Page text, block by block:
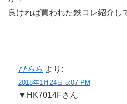
良ければ買われた鉄コレ紹介し
ひらら より:
2018年1月24日 5:07 PM
▼HK7014Fさん